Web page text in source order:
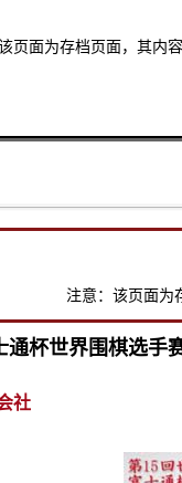
页面为存档页面，其内
注意：该页面为
通杯世界围棋选手
社